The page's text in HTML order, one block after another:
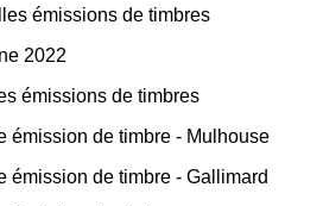
émissions de timbres
2022
émissions de timbres
émission de timbre - Mulhouse
émission de timbre - Gallimard